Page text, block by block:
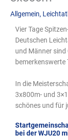
Allgemein,
Vier Tage
Deutschen
und Männer sind
bemerkenswerte
In die
3x800m- und
schönes und für
bei der WJU20